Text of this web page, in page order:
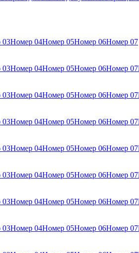
03Номер 04Номер 05Номер 06Номер 07
03Номер 04Номер 05Номер 06Номер 07
03Номер 04Номер 05Номер 06Номер 07
03Номер 04Номер 05Номер 06Номер 07
03Номер 04Номер 05Номер 06Номер 07
03Номер 04Номер 05Номер 06Номер 07
03Номер 04Номер 05Номер 06Номер 07
03Номер 04Номер 05Номер 06Номер 07